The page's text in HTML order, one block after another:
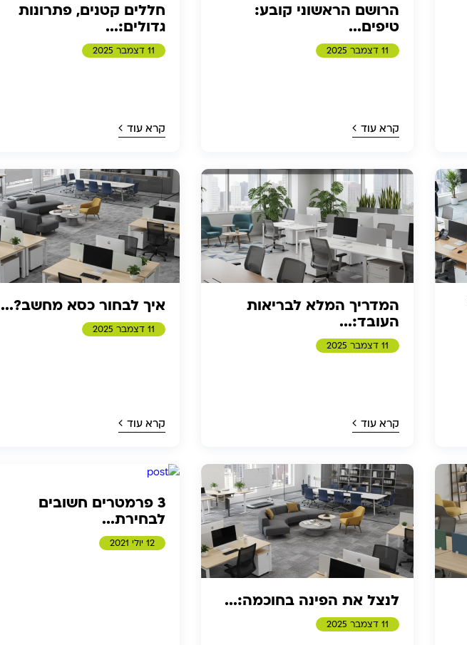
הרושם הראשוני קובע:
טיפים...
11 דצמבר 2025
קרא עוד
חללים קטנים, פתרונות
גדולים:...
11 דצמבר 2025
קרא עוד
המדריך המלא לבריאות
העובד:...
11 דצמבר 2025
קרא עוד
איך לבחור כסא מחשב?...
11 דצמבר 2025
קרא עוד
לנצל את הפינה בחוכמה:...
11 דצמבר 2025
3 פרמטרים חשובים
לבחירת...
12 יולי 2021